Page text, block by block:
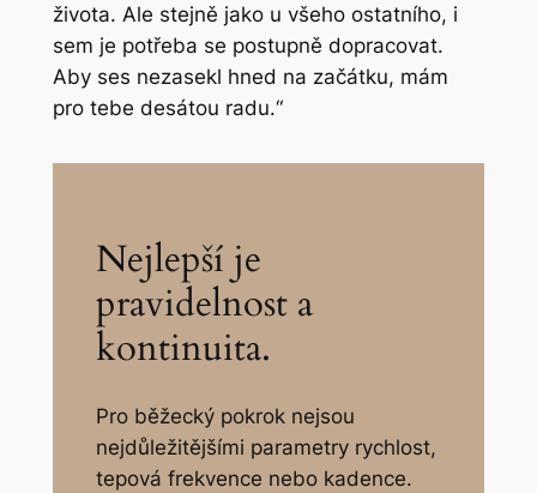
života. Ale stejně jako u všeho ostatního, i
sem je potřeba se postupně dopracovat.
Aby ses nezasekl hned na začátku, mám
pro tebe desátou radu.“
Nejlepší je
pravidelnost a
kontinuita.
Pro běžecký pokrok nejsou
nejdůležitějšími parametry rychlost,
tepová frekvence nebo kadence.